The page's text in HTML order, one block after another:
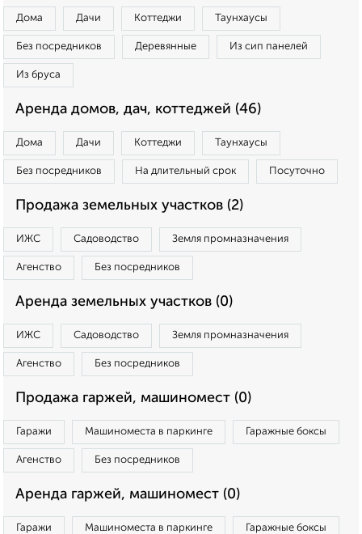
Дома Дачи Коттеджи Таунхаусы
Без посредников Деревянные Из сип панелей
Из бруса
Аренда домов, дач, коттеджей (46)
Дома Дачи Коттеджи Таунхаусы
Без посредников На длительный срок Посуточно
Продажа земельных участков (2)
ИЖС Садоводство Земля промназначения
Агенство Без посредников
Аренда земельных участков (0)
ИЖС Садоводство Земля промназначения
Агенство Без посредников
Продажа гаржей, машиномест (0)
Гаражи Машиноместа в паркинге Гаражные боксы
Агенство Без посредников
Аренда гаржей, машиномест (0)
Гаражи Машиноместа в паркинге Гаражные боксы